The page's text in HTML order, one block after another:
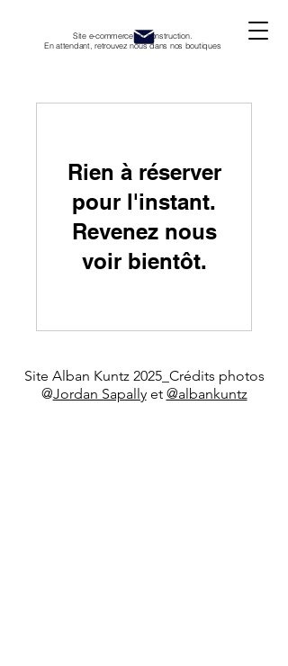
Site e-commerce en construction.
En attendant, retrouvez nous dans nos boutiques
Rien à réserver
pour l'instant.
Revenez nous
voir bientôt.
Site Alban Kuntz 2025_Crédits photos
@Jordan Sapallyet @albankuntz